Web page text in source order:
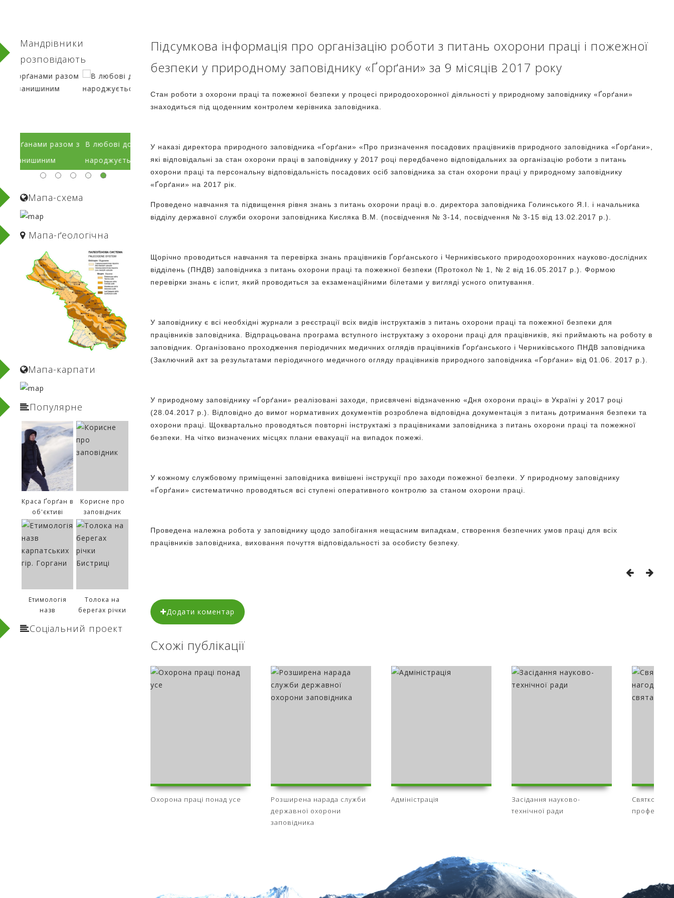
Підсумкова інформація про організацію роботи з питань охорони праці і пожежної
безпеки у природному заповіднику «Ґорґани» за 9 місяців 2017 року
Стан роботи з охорони праці та пожежної безпеки у процесі природоохоронної діяльності у природному заповіднику «Ґорґани»
знаходиться під щоденним контролем керівника заповідника.
У наказі директора природного заповідника «Ґорґани» «Про призначення посадових працівників природного заповідника «Ґорґани»,
які відповідальні за стан охорони праці в заповіднику у 2017 році передбачено відповідальних за організацію роботи з питань
охорони праці та персональну відповідальність посадових осіб заповідника за стан охорони праці у природному заповіднику
«Ґорґани» на 2017 рік.
Проведено навчання та підвищення рівня знань з питань охорони праці в.о. директора заповідника Голинського Я.І. і начальника
відділу державної служби охорони заповідника Кисляка В.М. (посвідчення № 3-14, посвідчення № 3-15 від 13.02.2017 р.).
Щорічно проводиться навчання та перевірка знань працівників Ґорґанського і Черниківського природоохоронних науково-дослідних
відділень (ПНДВ) заповідника з питань охорони праці та пожежної безпеки (Протокол № 1, № 2 від 16.05.2017 р.). Формою
перевірки знань є іспит, який проводиться за екзаменаційними білетами у вигляді усного опитування.
У заповіднику є всі необхідні журнали з реєстрації всіх видів інструктажів з питань охорони праці та пожежної безпеки для
працівників заповідника. Відпрацьована програма вступного інструктажу з охорони праці для працівників, які приймають на роботу в
заповідник. Організовано проходження періодичних медичних оглядів працівників Ґорґанського і Черниківського ПНДВ заповідника
(Заключний акт за результатами періодичного медичного огляду працівників природного заповідника «Ґорґани» від 01.06. 2017 р.).
У природному заповіднику «Ґорґани» реалізовані заходи, присвячені відзначенню «Дня охорони праці» в Україні у 2017 році
(28.04.2017 р.). Відповідно до вимог нормативних документів розроблена відповідна документація з питань дотримання безпеки та
охорони праці. Щоквартально проводяться повторні інструктажі з працівниками заповідника з питань охорони праці та пожежної
безпеки. На чітко визначених місцях плани евакуації на випадок пожежі.
У кожному службовому приміщенні заповідника вивішені інструкції про заходи пожежної безпеки. У природному заповіднику
«Ґорґани» систематично проводяться всі ступені оперативного контролю за станом охорони праці.
Проведена належна робота у заповіднику щодо запобігання нещасним випадкам, створення безпечних умов праці для всіх
працівників заповідника, виховання почуття відповідальності за особисту безпеку.
Додати коментар
Схожі публікації
Охорона праці понад усе
Розширена нарада служби
державної охорони
заповідника
Адміністрація
Засідання науково-
технічної ради
Святкові
Мандрівники
розповідають
В любові до краю
народжується поезія
Краса Ґорґан в об'єктиві
Сергія Рижкова
Туман долинами пливе Ґорґани на плівці
Мандри Ґорґанами разом з
Тарасом Іванишиним
В любові до краю
народжується поезія
Мапа-схема
Мапа-ґеологічнa
Мапа-карпати
Популярне
Краса Ґорґан в
об'єктиві
Сергія
Корисне про
заповідник
Етимологія
назв
гір. Горгани
Толока на
берегах річки
Соціальний проект